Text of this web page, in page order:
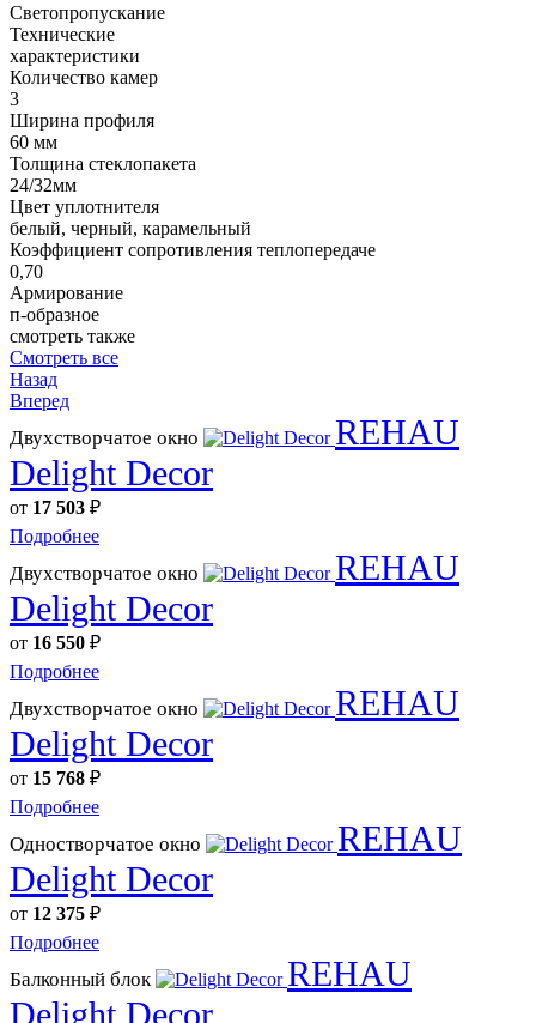
Светопропускание
Технические
характеристики
Количество камер
3
Ширина профиля
60 мм
Толщина стеклопакета
24/32мм
Цвет уплотнителя
белый, черный, карамельный
Коэффициент сопротивления теплопередаче
0,70
Армирование
п-образное
смотреть также
Смотреть все
Назад
Вперед
Двухстворчатое окно
REHAU
Delight Decor
от 17 503 ₽
Подробнее
Двухстворчатое окно
REHAU
Delight Decor
от 16 550 ₽
Подробнее
Двухстворчатое окно
REHAU
Delight Decor
от 15 768 ₽
Подробнее
Одностворчатое окно
REHAU
Delight Decor
от 12 375 ₽
Подробнее
Балконный блок
REHAU
Delight Decor